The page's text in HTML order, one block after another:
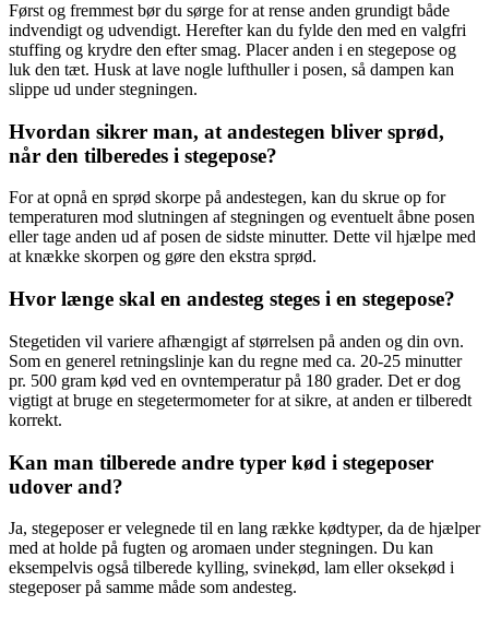
Først og fremmest bør du sørge for at rense anden grundigt både
indvendigt og udvendigt. Herefter kan du fylde den med en valgfri
stuffing og krydre den efter smag. Placer anden i en stegepose og
luk den tæt. Husk at lave nogle lufthuller i posen, så dampen kan
slippe ud under stegningen.
Hvordan sikrer man, at andestegen bliver sprød,
når den tilberedes i stegepose?
For at opnå en sprød skorpe på andestegen, kan du skrue op for
temperaturen mod slutningen af stegningen og eventuelt åbne posen
eller tage anden ud af posen de sidste minutter. Dette vil hjælpe med
at knække skorpen og gøre den ekstra sprød.
Hvor længe skal en andesteg steges i en stegepose?
Stegetiden vil variere afhængigt af størrelsen på anden og din ovn.
Som en generel retningslinje kan du regne med ca. 20-25 minutter
pr. 500 gram kød ved en ovntemperatur på 180 grader. Det er dog
vigtigt at bruge en stegetermometer for at sikre, at anden er tilberedt
korrekt.
Kan man tilberede andre typer kød i stegeposer
udover and?
Ja, stegeposer er velegnede til en lang række kødtyper, da de hjælper
med at holde på fugten og aromaen under stegningen. Du kan
eksempelvis også tilberede kylling, svinekød, lam eller oksekød i
stegeposer på samme måde som andesteg.